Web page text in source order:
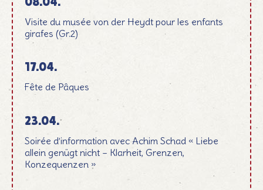
Visite du musée von der Heydt pour les enfants
girafes (Gr.2)
17.04.
Fête de Pâques
23.04.
Soirée d’information avec Achim Schad « Liebe
allein genügt nicht – Klarheit, Grenzen,
Konzequenzen »